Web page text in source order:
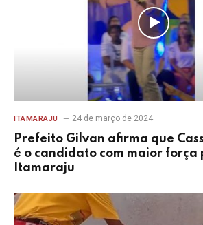
ITAMARAJU 24 de março de 2024
Prefeito Gilvan afirma que
é o candidato com maior força
Itamaraju